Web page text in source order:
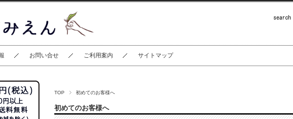
お問い合せ ご利用案内 サイトマップ
TOP 初めてのお客様へ
初めてのお客様へ